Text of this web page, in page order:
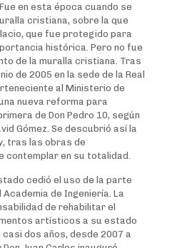
en esta época cuando se
cristiana, sobre la que
que fue protegido para
histórica. Pero no fue
de la muralla cristiana. Tras
de 2005 en la sede de la Real
al Ministerio de
nueva reforma para
de Don Pedro 10, según
Gómez. Se descubrió así la
tras las obras de
contemplar en su totalidad.
cedió el uso de la parte
de Ingeniería. La
de rehabilitar el
artísticos a su estado
dos años, desde 2007 a